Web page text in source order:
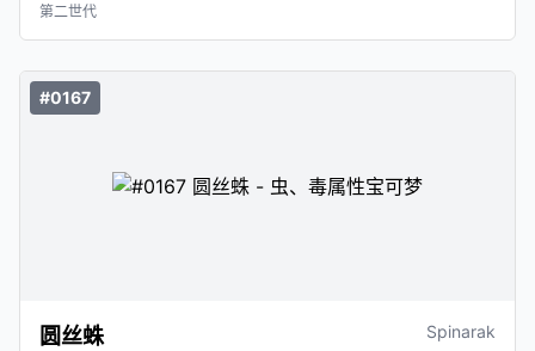
第二世代
#0167
圆丝蛛 Spinarak